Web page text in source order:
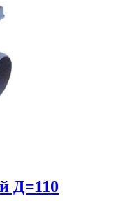
Д=110